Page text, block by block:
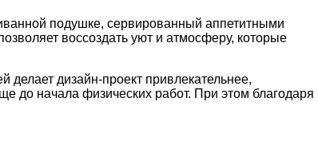
подушке, сервированный аппетитными
воссоздать уют и атмосферу, которые
дизайн-проект привлекательнее,
до начала физических работ. При этом благодаря